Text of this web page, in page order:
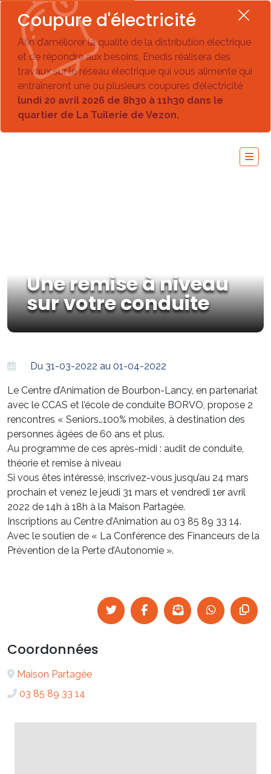
Coupure d'électricité
Afin d’améliorer la qualité de la distribution électrique
et de répondre aux besoins, Enedis réalisera des
travaux sur le réseau électrique qui vous alimente qui
entraîneront une ou plusieurs coupures d’électricité
lundi 20 avril 2026 de 8h30 à 11h30 dans le
quartier de La Tuilerie de Vezon.
Une remise à niveau
sur votre conduite
Du 31-03-2022 au 01-04-2022
Le Centre d’Animation de Bourbon-Lancy, en partenariat
avec le CCAS et l’école de conduite BORVO, propose 2
rencontres « Seniors…100% mobiles, à destination des
personnes âgées de 60 ans et plus.
Au programme de ces après-midi : audit de conduite,
théorie et remise à niveau
Si vous êtes intéressé, inscrivez-vous jusqu’au 24 mars
prochain et venez le jeudi 31 mars et vendredi 1er avril
2022 de 14h à 18h à la Maison Partagée.
Inscriptions au Centre d’Animation au 03 85 89 33 14.
Avec le soutien de « La Conférence des Financeurs de la
Prévention de la Perte d’Autonomie ».
Coordonnées
Maison Partagée
03 85 89 33 14